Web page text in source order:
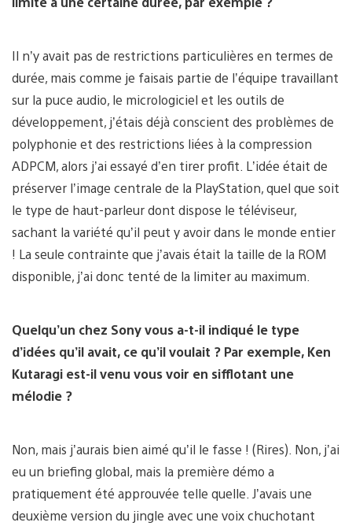
Il n’y avait pas de restrictions particulières en termes de
durée, mais comme je faisais partie de l’équipe travaillant
sur la puce audio, le micrologiciel et les outils de
développement, j’étais déjà conscient des problèmes de
polyphonie et des restrictions liées à la compression
ADPCM, alors j’ai essayé d’en tirer profit. L’idée était de
préserver l’image centrale de la PlayStation, quel que soit
le type de haut-parleur dont dispose le téléviseur,
sachant la variété qu’il peut y avoir dans le monde entier
! La seule contrainte que j’avais était la taille de la ROM
disponible, j’ai donc tenté de la limiter au maximum.
Quelqu’un chez Sony vous a-t-il indiqué le type
d’idées qu’il avait, ce qu’il voulait ? Par exemple, Ken
Kutaragi est-il venu vous voir en sifflotant une
mélodie ?
Non, mais j’aurais bien aimé qu’il le fasse ! (Rires). Non, j’ai
eu un briefing global, mais la première démo a
pratiquement été approuvée telle quelle. J’avais une
deuxième version du jingle avec une voix chuchotant